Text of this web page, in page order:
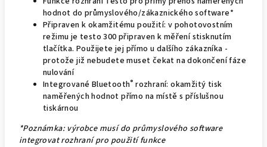
hodnot do průmyslového/zákaznického software*
Připraven k okamžitému použití: v pohotovostním
režimu je testo 300 připraven k měření stisknutím
tlačítka. Použijete jej přímo u dalšího zákazníka -
protože již nebudete muset čekat na dokončení fáze
nulování
Integrované Bluetooth® rozhraní: okamžitý tisk
naměřených hodnot přímo na místě s příslušnou
tiskárnou
*Poznámka: výrobce musí do průmyslového software
integrovat rozhraní pro použití funkce